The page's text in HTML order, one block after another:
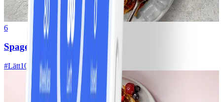
6
Spagetti med köttfärssås
#Lätt10 MIN